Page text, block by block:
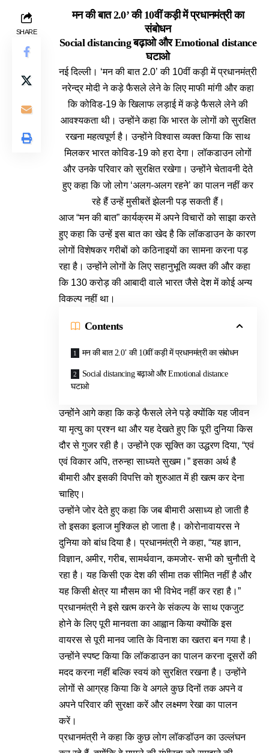
SHARE
मन की बात 2.0’ की 10वीं कड़ी में प्रधानमंत्री का
संबोधन
Social distancing बढ़ाओ और Emotional distance
घटाओ
नई दिल्ली। ‘मन की बात 2.0’ की 10वीं कड़ी में प्रधानमंत्री
नरेन्द्र मोदी ने कड़े फैसले लेने के लिए माफी मांगी और कहा
कि कोविड-19 के खिलाफ लड़ाई में कड़े फैसले लेने की
आवश्यकता थी। उन्होंने कहा कि भारत के लोगों को सुरक्षित
रखना महत्वपूर्ण है। उन्होंने विश्वास व्यक्त किया कि साथ
मिलकर भारत कोविड-19 को हरा देगा। लॉकडाउन लोगों
और उनके परिवार को सुरक्षित रखेगा। उन्होंने चेतावनी देते
हुए कहा कि जो लोग ‘अलग-अलग रहने’ का पालन नहीं कर
रहे हैं उन्हें मुसीबतें झेलनी पड़ सकती हैं।
आज “मन की बात” कार्यक्रम में अपने विचारों को साझा करते
हुए कहा कि उन्हें इस बात का खेद है कि लॉकडाउन के कारण
लोगों विशेषकर गरीबों को कठिनाइयों का सामना करना पड़
रहा है। उन्होंने लोगों के लिए सहानुभूति व्यक्त की और कहा
कि 130 करोड़ की आबादी वाले भारत जैसे देश में कोई अन्य
विकल्प नहीं था।
Contents
मन की बात 2.0’ की 10वीं कड़ी में प्रधानमंत्री का संबोधन
Social distancing बढ़ाओ और Emotional distance
घटाओ
उन्होंने आगे कहा कि कड़े फैसले लेने पड़े क्योंकि यह जीवन
या मृत्यु का प्रश्न था और यह देखते हुए कि पूरी दुनिया किस
दौर से गुजर रही है। उन्होंने एक सूक्ति का उद्धरण दिया, “एवं
एवं विकार अपि, तरुन्हा साध्यते सुखम।” इसका अर्थ है
बीमारी और इसकी विपत्ति को शुरुआत में ही खत्म कर देना
चाहिए।
उन्होंने जोर देते हुए कहा कि जब बीमारी असाध्य हो जाती है
तो इसका इलाज मुश्किल हो जाता है। कोरोनावायरस ने
दुनिया को बांध दिया है। प्रधानमंत्री ने कहा, “यह ज्ञान,
विज्ञान, अमीर, गरीब, सामर्थवान, कमजोर- सभी को चुनौती दे
रहा है। यह किसी एक देश की सीमा तक सीमित नहीं है और
यह किसी क्षेत्र या मौसम का भी विभेद नहीं कर रहा है।”
प्रधानमंत्री ने इसे खत्म करने के संकल्प के साथ एकजुट
होने के लिए पूरी मानवता का आह्वान किया क्योंकि इस
वायरस से पूरी मानव जाति के विनाश का खतरा बन गया है।
उन्होंने स्पष्ट किया कि लॉकडाउन का पालन करना दूसरों की
मदद करना नहीं बल्कि स्वयं को सुरक्षित रखना है। उन्होंने
लोगों से आग्रह किया कि वे अगले कुछ दिनों तक अपने व
अपने परिवार की सुरक्षा करें और लक्ष्मण रेखा का पालन
करें।
प्रधानमंत्री ने कहा कि कुछ लोग लॉकडॉउन का उल्लंघन